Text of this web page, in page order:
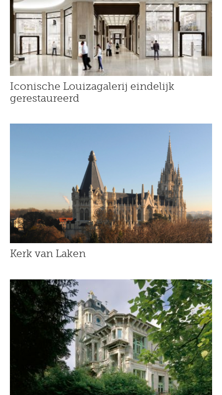
Iconische Louizagalerij eindelijk
gerestaureerd
Kerk van Laken